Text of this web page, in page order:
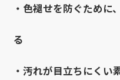
・ 色褪せを防ぐために
る
・汚れが目立ちにくい